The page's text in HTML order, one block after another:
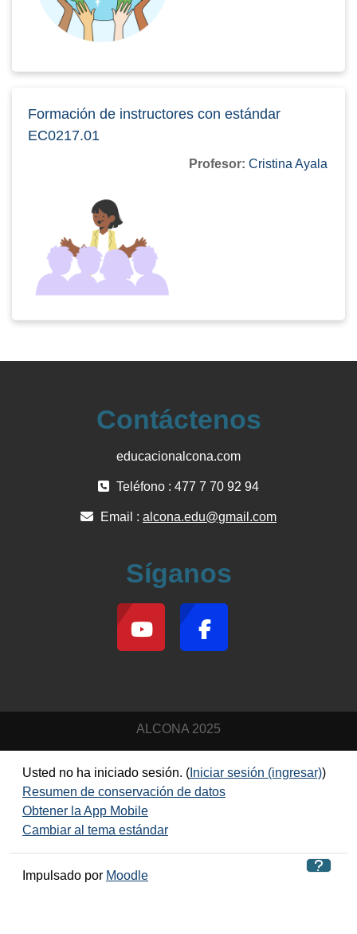
nuestro mundo en uno
Formación de instructores con estándar
EC0217.01
Profesor: Cristina Ayala
Contáctenos
educacionalcona.com
Teléfono : 477 7 70 92 94
Email : alcona.edu@gmail.com
Síganos
ALCONA 2025
Usted no ha iniciado sesión. ( Iniciar sesión (ingresar))
Resumen de conservación de datos
Obtener la App Mobile
Cambiar al tema estándar
Impulsado por Moodle